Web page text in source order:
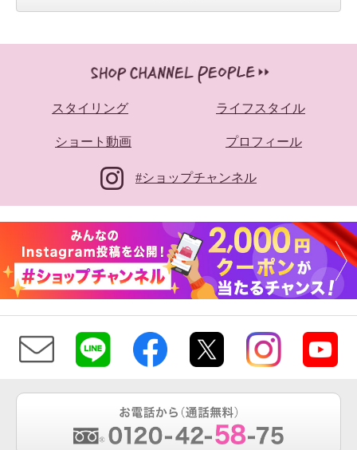
スタイリング ライフスタイル
ショート動画 プロフィール
#ショップチャンネル